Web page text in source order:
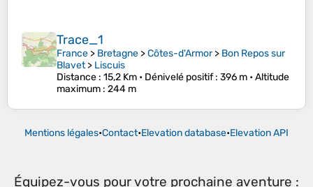
Trace_1
France > Bretagne >Côtes-d'Armor> Bon Repos sur
Blavet> Liscuis
Distance : 15,2 Km • Dénivelé positif: 396 m •Altitude
maximum : 244 m
Mentions légales•Contact•Elevation database•Elevation API
Équipez-vous pour votre prochaine aventure :